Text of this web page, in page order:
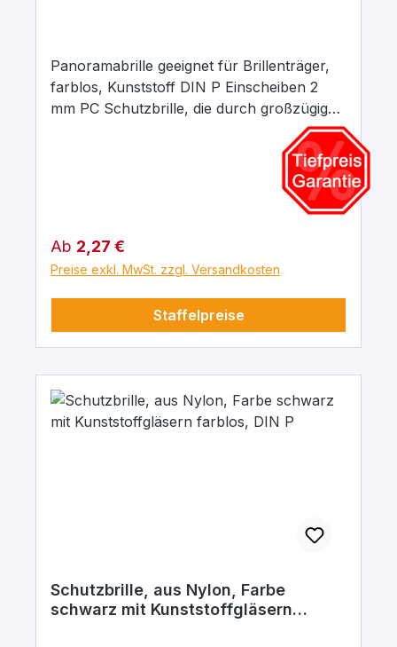
Panoramabrille geeignet für Brillenträger,
farblos, Kunststoff DIN P Einscheiben 2
mm PC Schutzbrille, die durch großzügige
Korrektionsbrillen geeignet ist. Dieses
vielseitige Modell wird auch gerne als
Regulärer Preis:
Ab 2,27 €
Preise exkl. MwSt. zzgl. Versandkosten
Staffelpreise
Schutzbrille, aus Nylon, Farbe
schwarz mit Kunststoffgläsern